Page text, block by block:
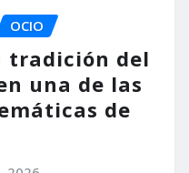
OCIO
tradición del
una de las
de